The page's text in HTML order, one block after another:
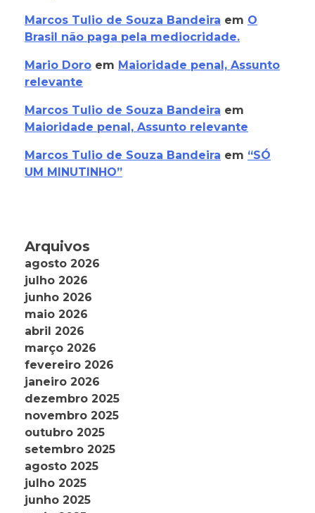
Marcos Tulio de Souza Bandeira em O
Brasil não paga pela mediocridade.
Mario Doro em Maioridade penal, Assunto
relevante
Marcos Tulio de Souza Bandeira em
Maioridade penal, Assunto relevante
Marcos Tulio de Souza Bandeira em “SÓ
UM MINUTINHO”
Arquivos
agosto 2026
julho 2026
junho 2026
maio 2026
abril 2026
março 2026
fevereiro 2026
janeiro 2026
dezembro 2025
novembro 2025
outubro 2025
setembro 2025
agosto 2025
julho 2025
junho 2025